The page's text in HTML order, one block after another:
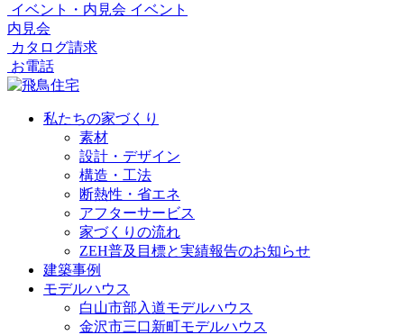
イベント・内見会 イベント
内見会
カタログ請求
お電話
私たちの家づくり
素材
設計・デザイン
構造・工法
断熱性・省エネ
アフターサービス
家づくりの流れ
ZEH普及目標と実績報告のお知らせ
建築事例
モデルハウス
白山市部入道モデルハウス
金沢市三口新町モデルハウス